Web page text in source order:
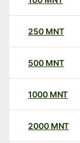
250 MNT
500 MNT
1000 MNT
2000 MNT